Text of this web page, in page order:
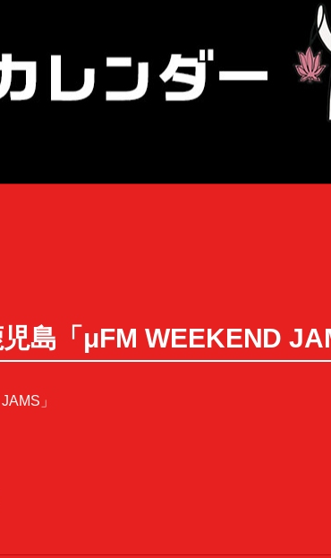
島「μFM WEEKEND
」